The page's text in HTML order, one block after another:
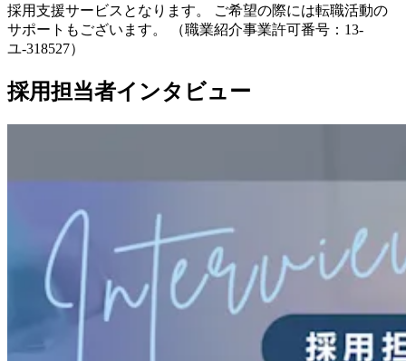
採用支援サービスとなります。 ご希望の際には転職活動の
サポートもございます。 （職業紹介事業許可番号：13-
ユ-318527）
採用担当者インタビュー